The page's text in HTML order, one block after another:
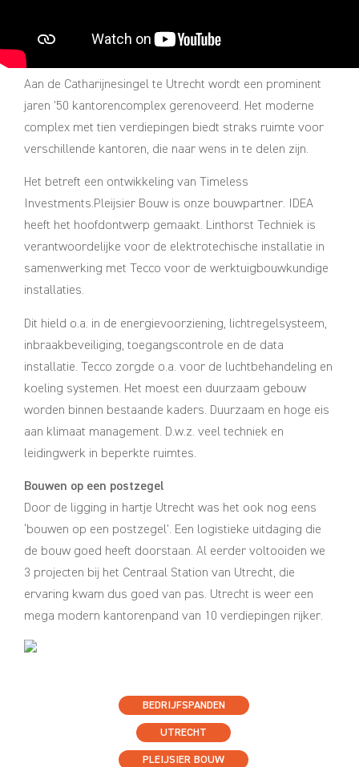
Aan de Catharijnesingel te Utrecht wordt een prominent
jaren ’50 kantorencomplex gerenoveerd. Het moderne
complex met tien verdiepingen biedt straks ruimte voor
verschillende kantoren, die naar wens in te delen zijn.
Het betreft een ontwikkeling van Timeless
Investments.Pleijsier Bouw is onze bouwpartner. IDEA
heeft het hoofdontwerp gemaakt. Linthorst Techniek is
verantwoordelijke voor de elektrotechische installatie in
samenwerking met Tecco voor de werktuigbouwkundige
installaties.
Dit hield o.a. in de energievoorziening, lichtregelsysteem,
inbraakbeveiliging, toegangscontrole en de data
installatie. Tecco zorgde o.a. voor de luchtbehandeling en
koeling systemen. Het moest een duurzaam gebouw
worden binnen bestaande kaders. Duurzaam en hoge eis
aan klimaat management. D.w.z. veel techniek en
leidingwerk in beperkte ruimtes.
Bouwen op een postzegel
Door de ligging in hartje Utrecht was het ook nog eens
‘bouwen op een postzegel’. Een logistieke uitdaging die
de bouw goed heeft doorstaan. Al eerder voltooiden we
3 projecten bij het Centraal Station van Utrecht, die
ervaring kwam dus goed van pas. Utrecht is weer een
mega modern kantorenpand van 10 verdiepingen rijker.
BEDRIJFSPANDEN
UTRECHT
PLEIJSIER BOUW